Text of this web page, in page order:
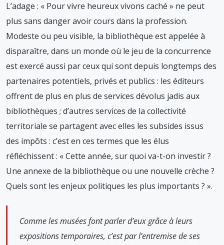
L’adage : « Pour vivre heureux vivons caché » ne peut
plus sans danger avoir cours dans la profession.
Modeste ou peu visible, la bibliothèque est appelée à
disparaître, dans un monde où le jeu de la concurrence
est exercé aussi par ceux qui sont depuis longtemps des
partenaires potentiels, privés et publics : les éditeurs
offrent de plus en plus de services dévolus jadis aux
bibliothèques ; d’autres services de la collectivité
territoriale se partagent avec elles les subsides issus
des impôts : c’est en ces termes que les élus
réfléchissent : « Cette année, sur quoi va-t-on investir ?
Une annexe de la bibliothèque ou une nouvelle crèche ?
Quels sont les enjeux politiques les plus importants ? ».
Comme les musées font parler d’eux grâce à leurs
expositions temporaires, c’est par l’entremise de ses